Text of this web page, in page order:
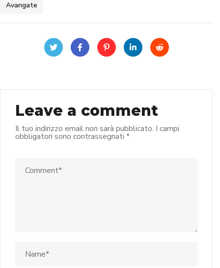
Avangate
Leave a comment
Il tuo indirizzo email non sarà pubblicato. I campi
obbligatori sono contrassegnati *